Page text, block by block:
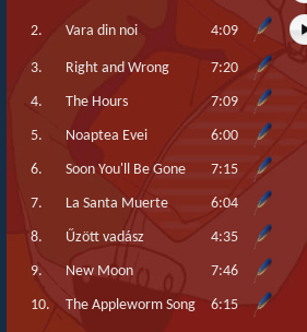
2. Vara din noi 4:09
3. Right and Wrong 7:20
4. The Hours 7:09
5. Noaptea Evei 6:00
6. Soon You'll Be Gone 7:15
7. La Santa Muerte 6:04
8. Űzött vadász 4:35
9. New Moon 7:46
10. The Appleworm Song 6:15